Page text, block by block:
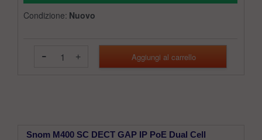
Condizione: Nuovo
- +
Snom M400 SC DECT GAP IP PoE Dual Cell